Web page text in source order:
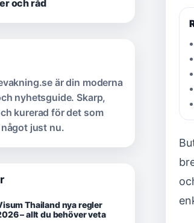
och råd
är din moderna
nyhetsguide. Skarp,
kurerad för det som
just nu.
Thailand nya regler
– allt du behöver veta